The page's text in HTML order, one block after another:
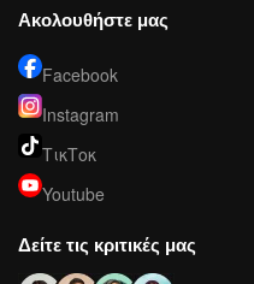
Ακολουθήστε μας
Facebook
Instagram
ΤικΤοκ
Youtube
Δείτε τις κριτικές μας